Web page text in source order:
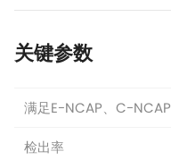
关键参数
满足E-NCAP、C-NCAP
检出率